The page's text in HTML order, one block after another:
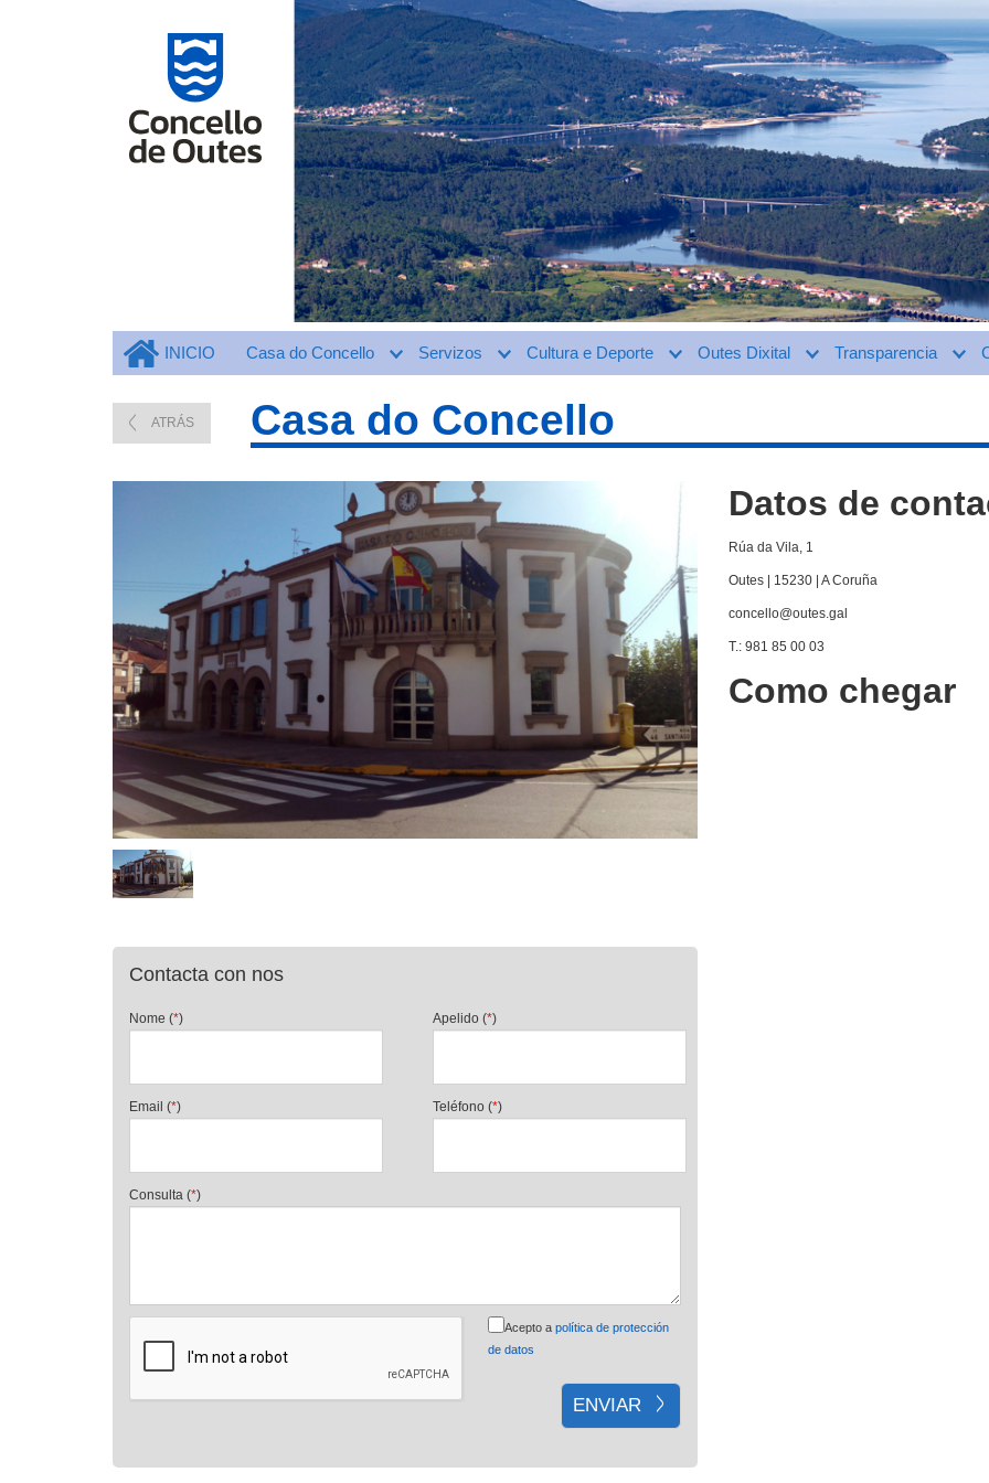
INICIO Casa do Concello Servizos Cultura e Deporte Outes Dixital Transparencia
ATRÁS Casa do Concello
Contacta con nos
Nome (*) Apelido (*)
Email (*) Teléfono (*)
Consulta (*)
Acepto a política de protección
de datos
Datos de
Rúa da Vila, 1
Outes | 15230 | A Coruña
concello@outes.gal
T.: 981 85 00 03
Como chegar